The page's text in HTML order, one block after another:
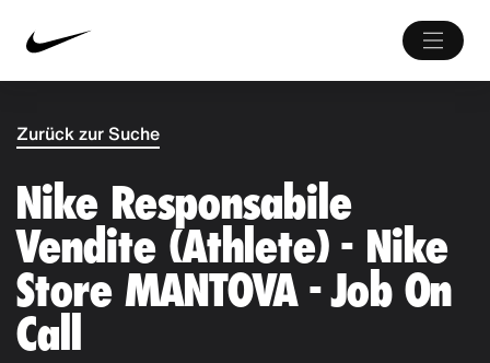
Zurück zur Suche
Nike Responsabile
Vendite (Athlete) - Nike
Store MANTOVA - Job On
Call